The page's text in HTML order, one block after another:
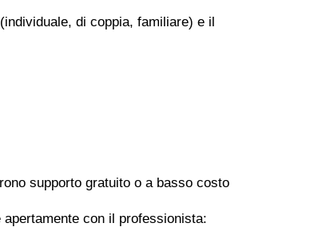
di coppia, familiare) e il
supporto gratuito o a basso costo
con il professionista: